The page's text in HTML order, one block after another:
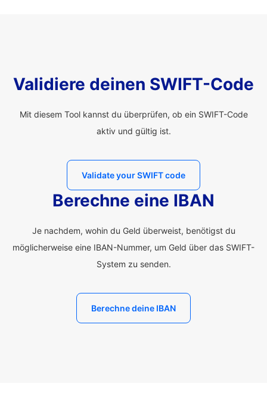
Validiere deinen SWIFT-Code
Mit diesem Tool kannst du überprüfen, ob ein SWIFT-Code
aktiv und gültig ist.
Validate your SWIFT code
Berechne eine IBAN
Je nachdem, wohin du Geld überweist, benötigst du
möglicherweise eine IBAN-Nummer, um Geld über das SWIFT-
System zu senden.
Berechne deine IBAN